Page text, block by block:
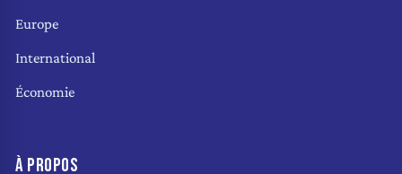
Europe
International
Économie
À PROPOS